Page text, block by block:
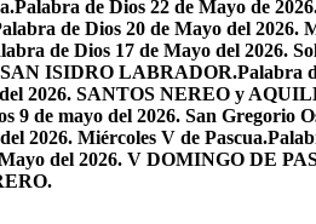
Palabra de Dios 22 de Mayo de
de Dios 20 de Mayo del 2026.
de Dios 17 de Mayo del 2026.
SAN ISIDRO LABRADOR.Palabra
2026. SANTOS NEREO y
9 de mayo del 2026. San Gregorio
2026. Miércoles V de Pascua.
del 2026. V DOMINGO DE